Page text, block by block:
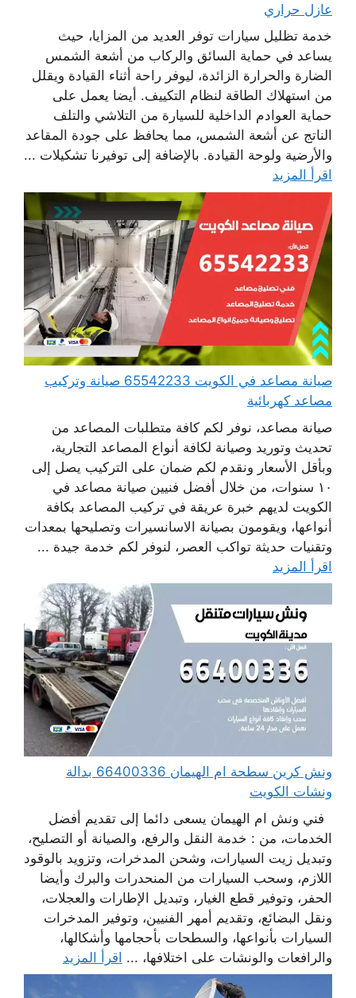
عازل حراري
خدمة تظليل سيارات توفر العديد من المزايا، حيث
يساعد في حماية السائق والركاب من أشعة الشمس
الضارة والحرارة الزائدة، ليوفر راحة أثناء القيادة ويقلل
من استهلاك الطاقة لنظام التكييف. أيضا يعمل على
حماية العوادم الداخلية للسيارة من التلاشي والتلف
الناتج عن أشعة الشمس، مما يحافظ على جودة المقاعد
والأرضية ولوحة القيادة. بالإضافة إلى توفيرنا تشكيلات ...
اقرأ المزيد
صيانة مصاعد في الكويت 65542233 صيانة وتركيب
مصاعد كهربائية
صيانة مصاعد، نوفر لكم كافة متطلبات المصاعد من
تحديث وتوريد وصيانة لكافة أنواع المصاعد التجارية،
وبأقل الأسعار ونقدم لكم ضمان على التركيب يصل إلى
١٠ سنوات، من خلال أفضل فنيين صيانة مصاعد في
الكويت لديهم خبرة عريقة في تركيب المصاعد بكافة
أنواعها، ويقومون بصيانة الاسانسيرات وتصليحها بمعدات
وتقنيات حديثة تواكب العصر، لنوفر لكم خدمة جيدة ...
اقرأ المزيد
ونش كرين سطحة ام الهيمان 66400336 بدالة
ونشات الكويت
فني ونش ام الهيمان يسعى دائما إلى تقديم أفضل
الخدمات، من : خدمة النقل والرفع، والصيانة أو التصليح،
وتبديل زيت السيارات، وشحن المدخرات، وتزويد بالوقود
اللازم، وسحب السيارات من المنحدرات والبرك وأيضا
الحفر، وتوفير قطع الغيار، وتبديل الإطارات والعجلات،
ونقل البضائع، وتقديم أمهر الفنيين، وتوفير المدخرات
السيارات بأنواعها، والسطحات بأحجامها وأشكالها،
والرافعات والونشات على اختلافها، ... اقرأ المزيد